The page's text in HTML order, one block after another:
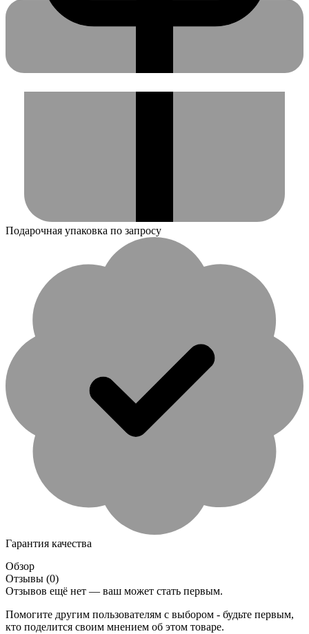
Подарочная упаковка по запросу
Гарантия качества
Обзор
Отзывы (0)
Отзывов ещё нет — ваш может стать первым.
Помогите другим пользователям с выбором - будьте первым,
кто поделится своим мнением об этом товаре.